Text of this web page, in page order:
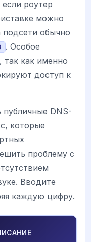
роутер
можно
подсети обычно
. Особое
так как именно
доступ к
публичные DNS-
которые
проблему с
Вводите
каждую цифру.